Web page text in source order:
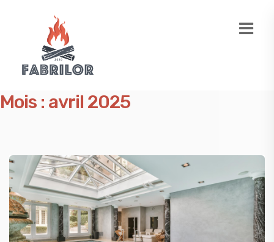
Mois : avril 2025